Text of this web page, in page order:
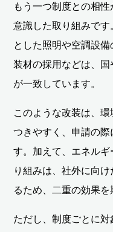
もう一つ制度との相
意識した取り組みで
とした照明や空調設
装材の採用などは、
が一致しています。
このような改装は、
つきやすく、申請の際
す。加えて、エネル
り組みは、社外に向
るため、二重の効果を
ただし、制度ごとに